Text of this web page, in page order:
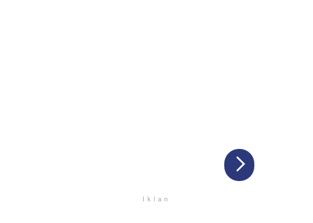
Iklan